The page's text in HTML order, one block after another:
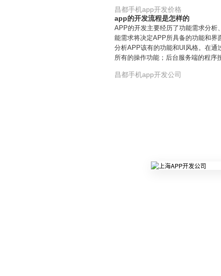
昌都手机app开发价格
app的开发流程是怎样的
APP的开发主要经历了功能需求分析
能需求将决定APP所具备的功能和界
分析APP该有的功能和UI风格。在通
所有的操作功能；后台服务端的程
昌都手机app开发公司